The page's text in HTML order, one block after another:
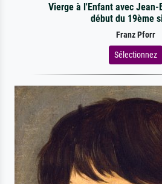
Vierge à l'Enfant avec
début du 19ème
Franz Pforr
Sélectionnez